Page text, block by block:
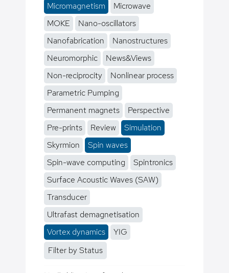
Micromagnetism
Microwave
MOKE
Nano-oscillators
Nanofabrication
Nanostructures
Neuromorphic
News&Views
Non-reciprocity
Nonlinear process
Parametric Pumping
Permanent magnets
Perspective
Pre-prints
Review
Simulation
Skyrmion
Spin waves
Spin-wave computing
Spintronics
Surface Acoustic Waves (SAW)
Transducer
Ultrafast demagnetisation
Vortex dynamics
YIG
Filter by Status